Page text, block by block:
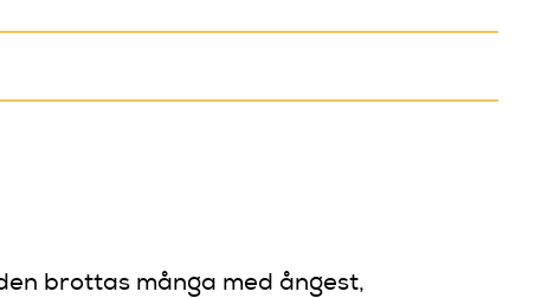
brottas många med ångest,